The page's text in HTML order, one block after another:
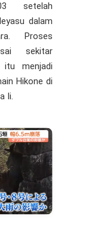
setelah
dalam
Proses
sekitar
menjadi
Hikone di
Ii.